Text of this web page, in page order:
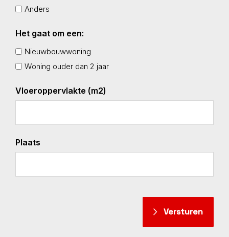
Anders
Het gaat om een:
Nieuwbouwwoning
Woning ouder dan 2 jaar
Vloeroppervlakte (m2)
Plaats